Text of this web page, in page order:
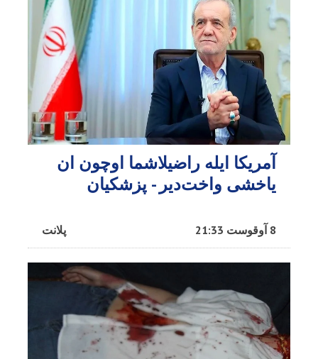
آمریکا ایله راضیلاشما اوچون ان
یاخشی واخت‌دیر - پزشکیان
پلانت 8 آوقوست 21:33